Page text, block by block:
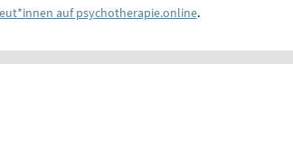
auf psychotherapie.online.